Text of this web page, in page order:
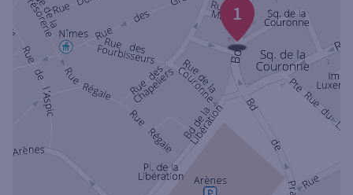
Ouverte le samedi
Ouverte le lundi
Coffre-fort
Autour de moi
ou
1